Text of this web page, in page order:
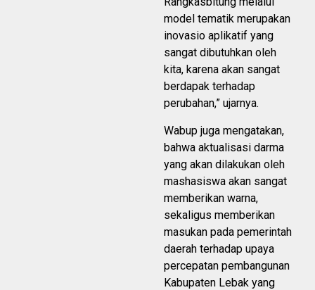
model tematik merupakan
inovasio aplikatif yang
sangat dibutuhkan oleh
kita, karena akan sangat
berdapak terhadap
perubahan,” ujarnya.
Wabup juga mengatakan,
bahwa aktualisasi darma
yang akan dilakukan oleh
mashasiswa akan sangat
memberikan warna,
sekaligus memberikan
masukan pada pemerintah
daerah terhadap upaya
percepatan pembangunan
Kabupaten Lebak yang